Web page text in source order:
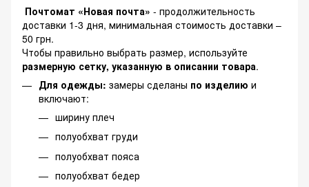
Почтомат «Новая почта» - продолжительность
доставки 1-3 дня, минимальная стоимость доставки –
50 грн.
Чтобы правильно выбрать размер, используйте
размерную сетку, указанную в описании товара.
Для одежды: замеры сделаны по изделию и
включают:
ширину плеч
полуобхват груди
полуобхват пояса
полуобхват бедер